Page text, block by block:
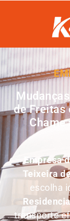
de Freitas
Chame
Empresa
Teixeira
escolha
transporte